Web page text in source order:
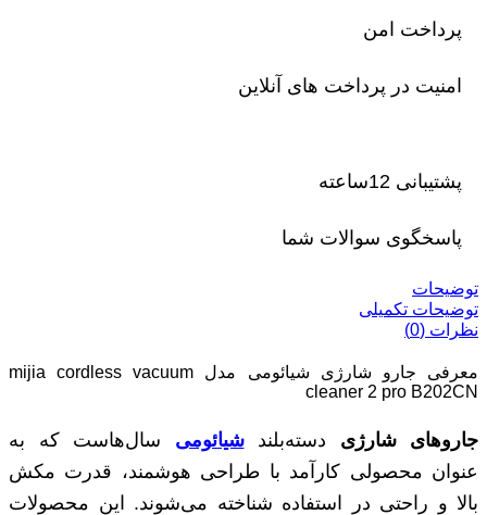
پرداخت امن
امنیت در پرداخت های آنلاین
پشتیبانی 12ساعته
پاسخگوی سوالات شما
توضیحات
توضیحات تکمیلی
نظرات (0)
معرفی جارو شارژی شیائومی مدل mijia cordless vacuum
cleaner 2 pro B202CN
جاروهای شارژی دسته‌بلندشیائومی سال‌هاست که به
عنوان محصولی کارآمد با طراحی هوشمند، قدرت مکش
بالا و راحتی در استفاده شناخته می‌شوند. این محصولات